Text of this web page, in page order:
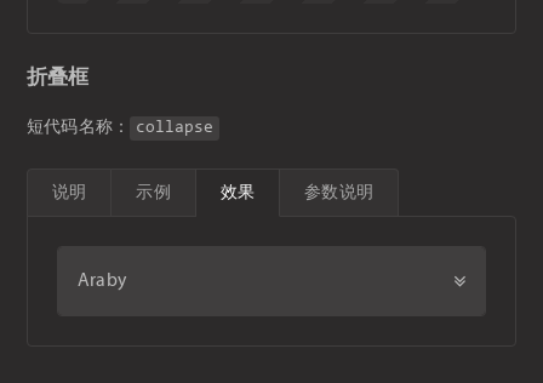
折叠框
短代码名称： collapse
说明 示例 效果 参数说明
Araby